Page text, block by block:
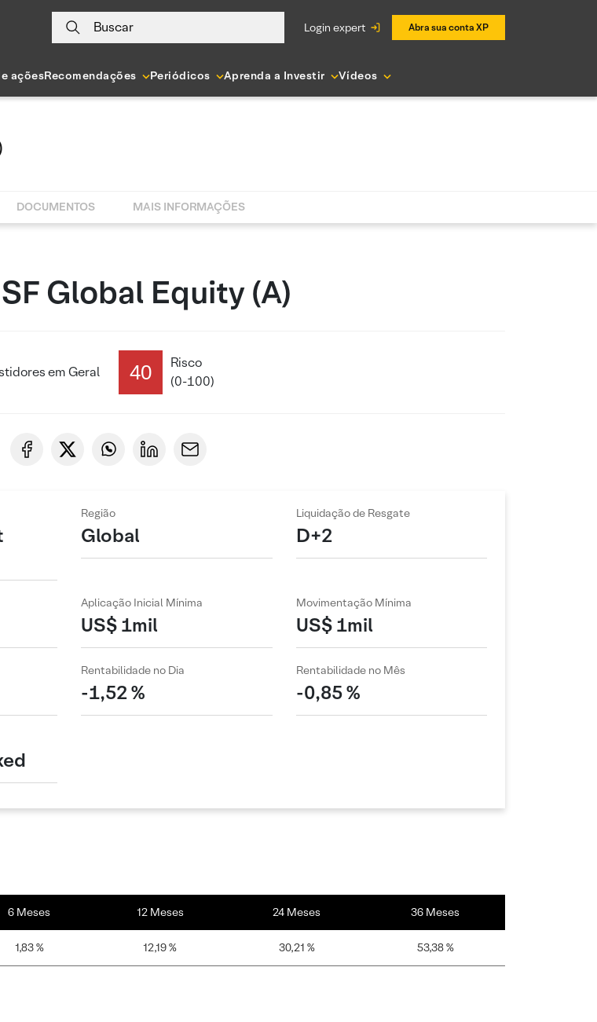
Buscar login expert Abra sua conta XP
açõesRecomendações Periódicos Aprenda a Investir Vídeos
DOCUMENTOS MAIS INFORMAÇÕES
Global Equity (A)
em Geral 40
Risco
(0-100)
Região
Global
Liquidação de Resgate
D+2
Aplicação Inicial Mínima
US$ 1mil
Movimentação Mínima
US$ 1mil
Rentabilidade no Dia
-1,52 %
Rentabilidade no Mês
-0,85 %
6 Meses 12 Meses 24 Meses 36 Meses
1,83 % 12,19 % 30,21 % 53,38 %